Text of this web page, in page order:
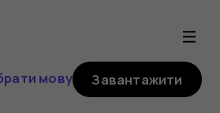
мову Завантажити